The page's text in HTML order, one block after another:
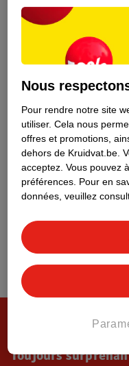
Toujours
Nous
Pour rendre notre site
utiliser. Cela nous
offres et promotions,
dehors de Kruidvat.be.
acceptez. Vous pouvez
préférences. Pour en
données, veuillez